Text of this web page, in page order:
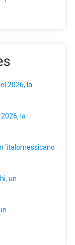
2026, la
la
‘italomessicano
un